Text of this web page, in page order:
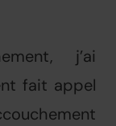
j’ai
fait appel